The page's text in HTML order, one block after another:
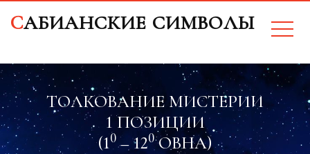
CАБИАНСКИЕ СИМВОЛЫ
ТОЛКОВАНИЕ МИСТЕРИИ
1 ПОЗИЦИИ
(10– 120ОВНА)